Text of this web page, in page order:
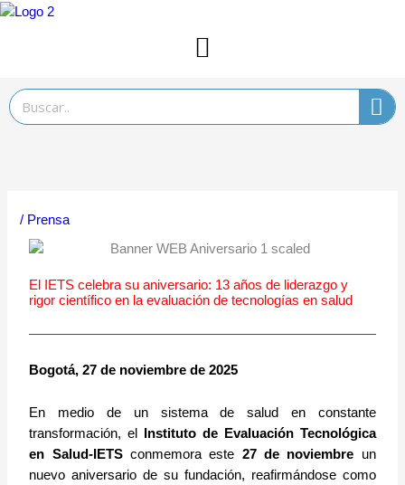
Ir
Search
/ Prensa
El IETS celebra su aniversario: 13 años de liderazgo y
rigor científico en la evaluación de tecnologías en salud
Bogotá, 27 de noviembre de 2025
En medio de un sistema de salud en constante
transformación, el
Instituto de Evaluación Tecnológica
en Salud-IETSconmemora este 27 de noviembre un
nuevo aniversario de su fundación, reafirmándose como